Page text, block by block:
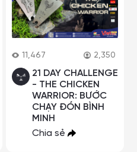
11,467 2,350
21 DAY CHALLENGE
- THE CHICKEN
WARRIOR: BƯỚC
CHẠY ĐÓN BÌNH
MINH
Chia sẻ